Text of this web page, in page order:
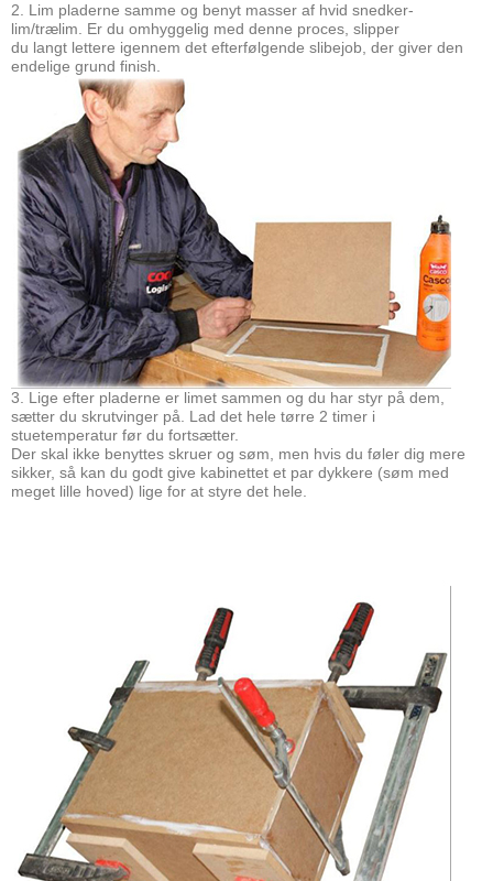
2. Lim pladerne samme og benyt masser af hvid snedker-
lim/trælim. Er du omhyggelig med denne proces, slipper
du langt lettere igennem det efterfølgende slibejob, der giver den
endelige grund finish.
3. Lige efter pladerne er limet sammen og du har styr på dem,
sætter du skrutvinger på. Lad det hele tørre 2 timer i
stuetemperatur før du fortsætter.
Der skal ikke benyttes skruer og søm, men hvis du føler dig mere
sikker, så kan du godt give kabinettet et par dykkere (søm med
meget lille hoved) lige for at styre det hele.